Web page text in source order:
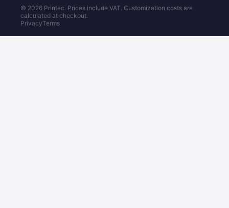
© 2026 Printec. Prices include VAT. Customization costs are
calculated at checkout.
PrivacyTerms